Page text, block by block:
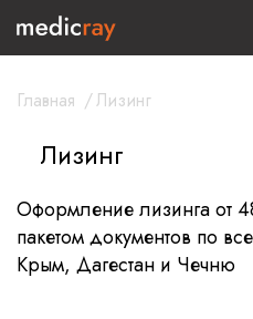
Главная /Лизинг
Лизинг
Оформление лизинга от
пакетом документов по
Крым, Дагестан и Чечню